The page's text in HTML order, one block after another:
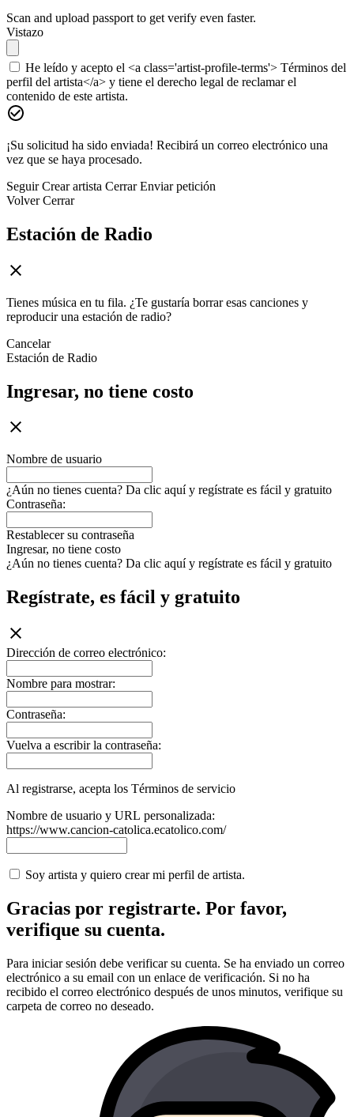
Scan and upload passport to get verify even faster.
Vistazo
He leído y acepto el <a class='artist-profile-terms'> Términos del
perfil del artista</a> y tiene el derecho legal de reclamar el
contenido de este artista.
¡Su solicitud ha sido enviada! Recibirá un correo electrónico una
vez que se haya procesado.
Seguir Crear artista Cerrar Enviar petición
Volver Cerrar
Estación de Radio
Tienes música en tu fila. ¿Te gustaría borrar esas canciones y
reproducir una estación de radio?
Cancelar
Estación de Radio
Ingresar, no tiene costo
Nombre de usuario
¿Aún no tienes cuenta? Da clic aquí y regístrate es fácil y gratuito
Contraseña:
Restablecer su contraseña
Ingresar, no tiene costo
¿Aún no tienes cuenta? Da clic aquí y regístrate es fácil y gratuito
Regístrate, es fácil y gratuito
Dirección de correo electrónico:
Nombre para mostrar:
Contraseña:
Vuelva a escribir la contraseña:
Al registrarse, acepta los Términos de servicio
Nombre de usuario y URL personalizada:
https://www.cancion-catolica.ecatolico.com/
Soy artista y quiero crear mi perfil de artista.
Gracias por registrarte. Por favor,
verifique su cuenta.
Para iniciar sesión debe verificar su cuenta. Se ha enviado un correo
electrónico a su email con un enlace de verificación. Si no ha
recibido el correo electrónico después de unos minutos, verifique su
carpeta de correo no deseado.